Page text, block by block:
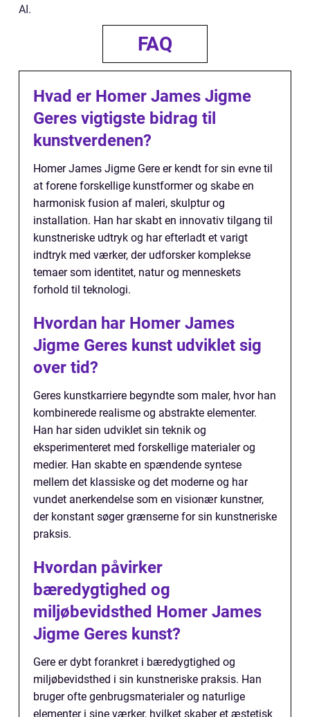
AI.
FAQ
Hvad er Homer James Jigme
Geres vigtigste bidrag til
kunstverdenen?
Homer James Jigme Gere er kendt for sin evne til
at forene forskellige kunstformer og skabe en
harmonisk fusion af maleri, skulptur og
installation. Han har skabt en innovativ tilgang til
kunstneriske udtryk og har efterladt et varigt
indtryk med værker, der udforsker komplekse
temaer som identitet, natur og menneskets
forhold til teknologi.
Hvordan har Homer James
Jigme Geres kunst udviklet sig
over tid?
Geres kunstkarriere begyndte som maler, hvor han
kombinerede realisme og abstrakte elementer.
Han har siden udviklet sin teknik og
eksperimenteret med forskellige materialer og
medier. Han skabte en spændende syntese
mellem det klassiske og det moderne og har
vundet anerkendelse som en visionær kunstner,
der konstant søger grænserne for sin kunstneriske
praksis.
Hvordan påvirker
bæredygtighed og
miljøbevidsthed Homer James
Jigme Geres kunst?
Gere er dybt forankret i bæredygtighed og
miljøbevidsthed i sin kunstneriske praksis. Han
bruger ofte genbrugsmaterialer og naturlige
elementer i sine værker, hvilket skaber et æstetisk